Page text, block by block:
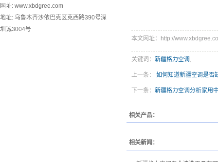
网址: www.xbdgree.com
地址: 乌鲁木齐沙依巴克区克西路390号深
圳诚3004号
本文网址：http://
关键词： 新疆格力空调 ,
上一条： 如何知道新疆空调是否
下一条： 新疆格力空调分析家用
相关产品：
相关新闻：